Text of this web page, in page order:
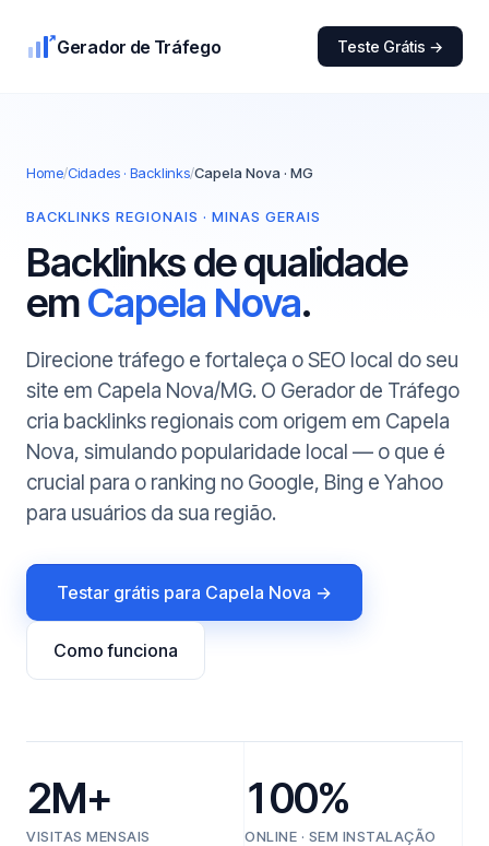
Gerador de Tráfego Teste Grátis →
Home/Cidades · Backlinks/Capela Nova · MG
BACKLINKS REGIONAIS · MINAS GERAIS
Backlinks de qualidade
emCapela Nova.
Direcione tráfego e fortaleça o SEO local do seu
site em Capela Nova/MG. O Gerador de Tráfego
cria backlinks regionais com origem em Capela
Nova, simulando popularidade local — o que é
crucial para o ranking no Google, Bing e Yahoo
para usuários da sua região.
Testar grátis para Capela Nova →
Como funciona
2M+
VISITAS MENSAIS
100%
ONLINE · SEM INSTALAÇÃO